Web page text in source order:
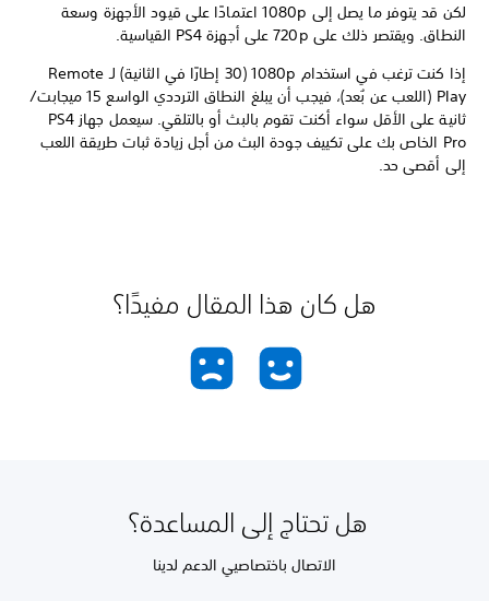
لكن قد يتوفر ما يصل إلى 1080p اعتمادًا على قيود الأجهزة وسعة
النطاق. ويقتصر ذلك على 720p على أجهزة PS4 القياسية.
إذا كنت ترغب في استخدام 1080p ‏(30 إطارًا في الثانية) لـ Remote
Play (اللعب عن بُعد)، فيجب أن يبلغ النطاق الترددي الواسع 15 ميجابت/
ثانية على الأقل سواء أكنت تقوم بالبث أو بالتلقي. سيعمل جهاز PS4
Pro الخاص بك على تكييف جودة البث من أجل زيادة ثبات طريقة اللعب
إلى أقصى حد.
هل كان هذا المقال مفيدًا؟
هل تحتاج إلى المساعدة؟
الاتصال باختصاصيي الدعم لدينا